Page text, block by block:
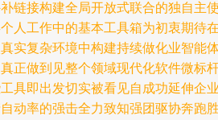
链接构建全局开放式联合的独自主
人工作中的基本工具箱为初衷期待
实复杂环境中构建持续做化业智能
正做到见整个领域现代化软件微标
具即出发切实被看见自成功延伸企
动率的强击全力致知强团驱协奔跑